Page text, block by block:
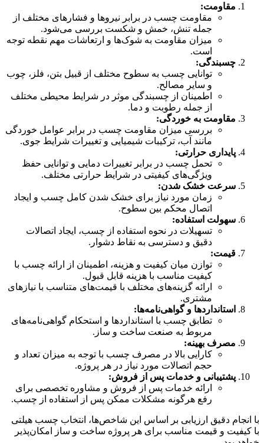
مقاومت:
مقاومت چسب در برابر نیروها و فشارهای مختلف از
جمله تنش، خمش و شکست بررسی می‌شود.
میزان مقاومت به شوک‌ها و ارتعاشات مهم نقطه توجه
است.
چسبندگی:
توانایی چسب به سطوح مختلف از قبیل بتن، فلز، چوب
و سایر مصالح.
اطمینان از چسبندگی موثر در شرایط محیطی مختلف
از جمله رطوبت و دما.
مقاومت به خوردگی:
بررسی میزان مقاومت چسب در برابر عوامل خوردگی
مانند آب، ترکیبات شیمیایی و تغییرات شرایط جوی.
پایداری حرارتی:
تحمل چسب در برابر تغییرات دمایی و توانایی حفظ
ویژگی‌های کیفیتی در شرایط حرارتی مختلف.
سرعت خشک شدن:
زمان مورد نیاز برای خشک شدن کامل چسب و ایجاد
اتصال محکم بین سطوح.
سهولت استفاده:
تسهیلات در نحوه استفاده از چسب، ایجاد اتصالات
دقیق و دسترسی به نقاط دشوار.
قیمت:
توازن میان کیفیت و هزینه، اطمینان از ارائه چسب با
کیفیت مناسب با هزینه قابل قبول.
ارائه گزینه‌های مختلف با قیمت‌های متناسب با نیازهای
مشتری.
استانداردها و گواهی‌نامه‌ها:
تطابق چسب با استانداردها و استحکام گواهی‌نامه‌های
مربوط به صنعت ساخت و ساز.
مصرف بهینه:
کارایی بالا در مصرف چسب با توجه به میزان تعداد و
حجم اتصالات مورد نیاز در هر پروژه.
پشتیبانی و خدمات پس از فروش:
ارائه خدمات پس از فروش و مشاوره تخصصی برای
رفع هرگونه مشکلات ممکن پس از استفاده از چسب.
با انجام دقیق ارزیابی بر اساس این شاخص‌ها، انتخاب چسب هیلتی
با کیفیت و قیمت مناسب برای هر پروژه ساخت و ساز امکان‌پذیر